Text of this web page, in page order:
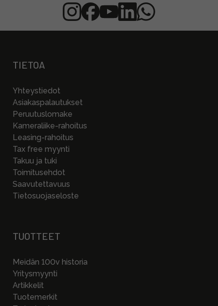
TIETOA
Yhteystiedot
Asiakaspalautukset
Peruutuslomake
Kameraliike-rahoitus
Leasing-rahoitus
Tax free myynti
Takuu ja tuki
Toimitusehdot
Saavutettavuus
Tietosuojaseloste
TUOTTEET
Meidän 100v historia
Yritysmyynti
Artikkelit
Tuotemerkit